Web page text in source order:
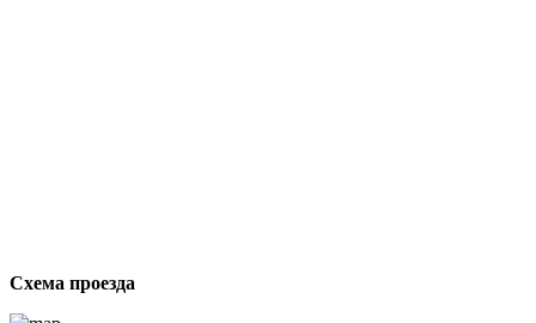
Схема проезда